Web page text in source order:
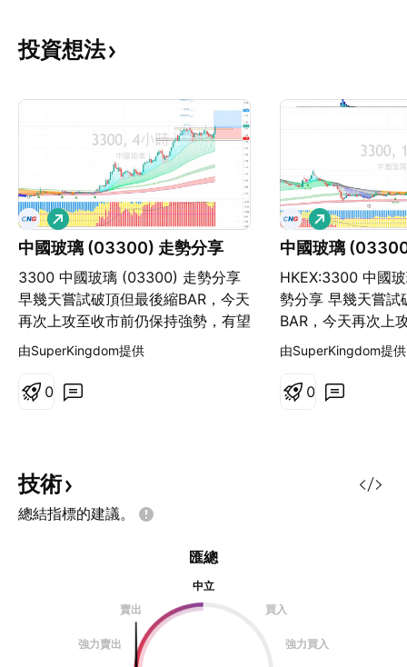
投資想法
中國玻璃 (03300) 走勢分享
3300 中國玻璃 (03300) 走勢分享
早幾天嘗試破頂但最後縮BAR，今天
再次上攻至收市前仍保持強勢，有望
成功破頂上。 - 買入價：$1.71 請
分享，資金進出也可根據外圍因素，
考~
看
多
由SuperKingdom提供
0
中國玻璃
HKEX:3300 中國
勢分享 早幾天嘗試
BAR，今天再次上
強勢，有望成功破
對目前狀況作出分
個人意見，僅供參
看
多
由SuperKingdom提供
0
技術
總結指標的建議。
匯總
中立
賣出
買入
強力賣出 強力買入